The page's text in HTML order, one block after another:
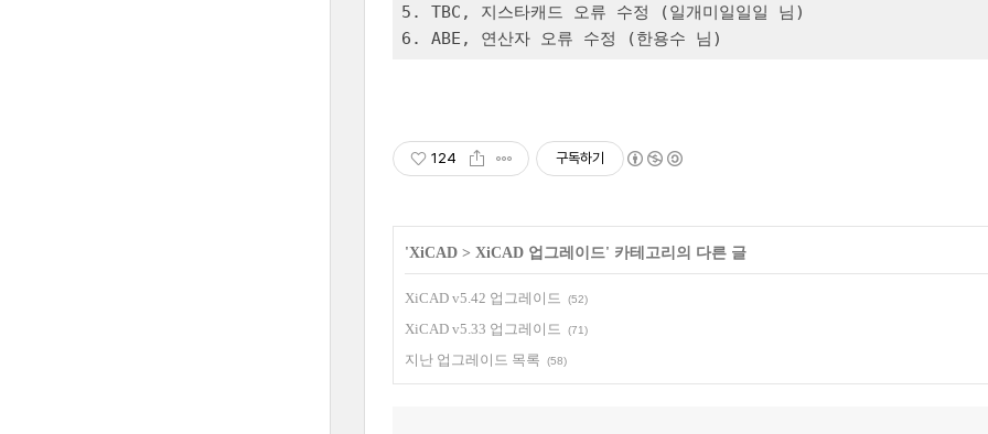
5. TBC, 지스타캐드 오류 수정 (일개미일일일 님)
6. ABE, 연산자 오류 수정 (한용수 님)
124 구독하기
'XiCAD > XiCAD 업그레이드' 카테고리의 다른 글
XiCAD v5.42 업그레이드 (52)
XiCAD v5.33 업그레이드 (71)
지난 업그레이드 목록 (58)